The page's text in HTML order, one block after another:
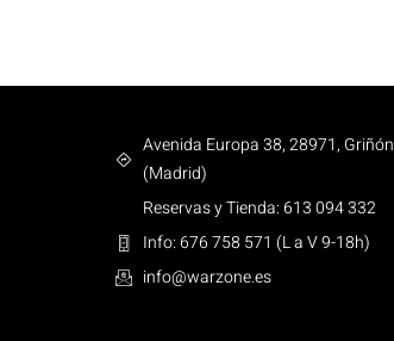
Avenida Europa 38, 28971, Griñón
(Madrid)
Reservas y Tienda: 613 094 332
Info: 676 758 571 (L a V 9-18h)
info@warzone.es